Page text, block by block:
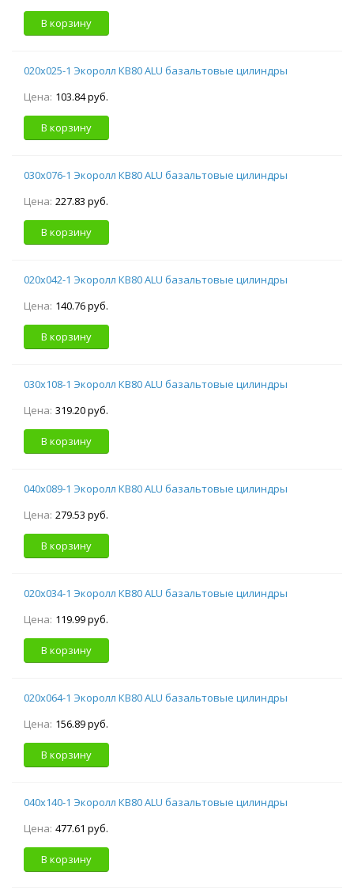
В корзину
020х025-1 Экоролл КВ80 ALU базальтовые цилиндры
Цена: 103.84 руб.
В корзину
030х076-1 Экоролл КВ80 ALU базальтовые цилиндры
Цена: 227.83 руб.
В корзину
020х042-1 Экоролл КВ80 ALU базальтовые цилиндры
Цена: 140.76 руб.
В корзину
030х108-1 Экоролл КВ80 ALU базальтовые цилиндры
Цена: 319.20 руб.
В корзину
040х089-1 Экоролл КВ80 ALU базальтовые цилиндры
Цена: 279.53 руб.
В корзину
020х034-1 Экоролл КВ80 ALU базальтовые цилиндры
Цена: 119.99 руб.
В корзину
020х064-1 Экоролл КВ80 ALU базальтовые цилиндры
Цена: 156.89 руб.
В корзину
040х140-1 Экоролл КВ80 ALU базальтовые цилиндры
Цена: 477.61 руб.
В корзину